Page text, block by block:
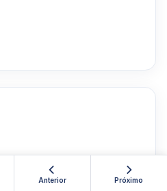
Anterior Próximo